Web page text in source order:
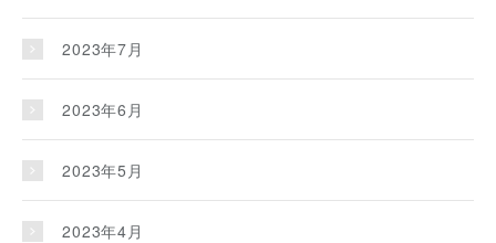
2023年7月
2023年6月
2023年5月
2023年4月